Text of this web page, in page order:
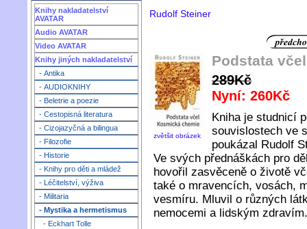
Knihy nakladatelství
AVATAR
Audio AVATAR
Video AVATAR
Knihy jiných nakladatelství
- Antika
- AUDIOKNIHY
- Beletrie a poezie
- Cestopisná literatura
- Cizojazyčná a bilingua
- Filozofie
- Historie
- Knihy pro děti a mládež
- Léčitelství, výživa
- Militaria
- Mystika a hermetismus
- Eckhart Tolle
Rudolf Steiner
zvětšit obrázek
Podstata
289Kč
Nyní: 260Kč
Kniha je studnicí
souvislostech ve
poukázal Rudolf
Ve svých přednáškách pro
hovořil zasvěceně o životě
také o mravencích, vosách,
vesmíru. Mluvil o různých
nemocemi a lidským zdravím.